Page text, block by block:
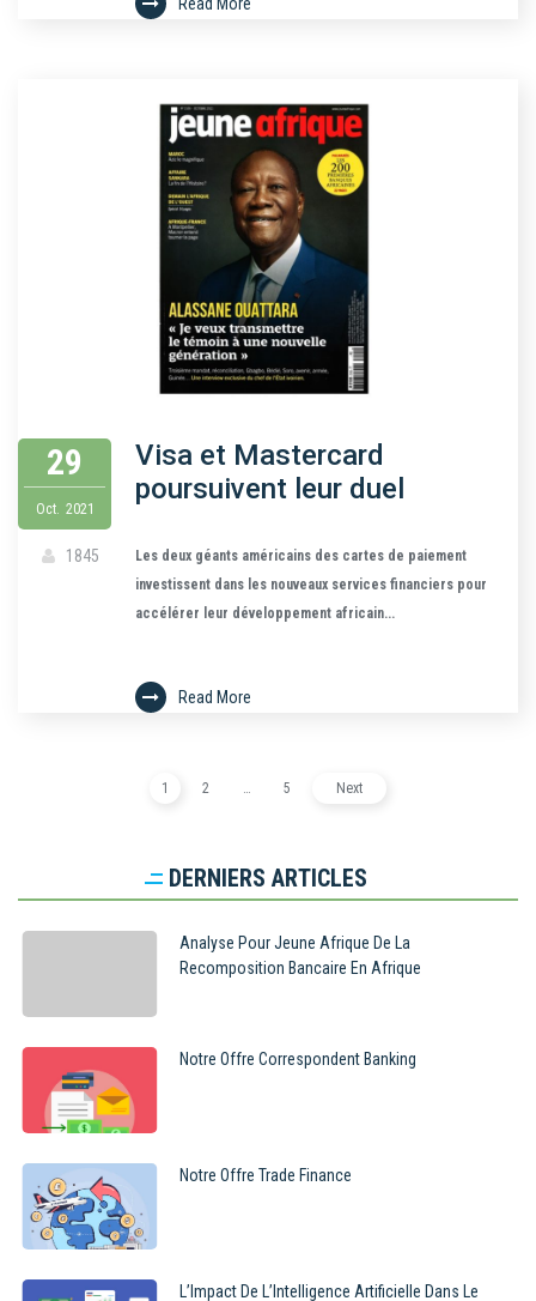
Read More
29
Oct. 2021
1845
Visa et Mastercard
poursuivent leur duel
Les deux géants américains des cartes de paiement
investissent dans les nouveaux services financiers pour
accélérer leur développement africain...
Read More
1 2 … 5 Next
DERNIERS ARTICLES
Analyse Pour Jeune Afrique De La
Recomposition Bancaire En Afrique
Notre Offre Correspondent Banking
Notre Offre Trade Finance
L’Impact De L’Intelligence Artificielle Dans Le